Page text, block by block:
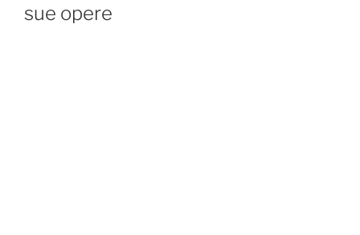
sue opere